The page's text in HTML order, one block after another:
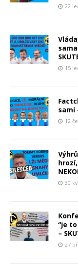
22
15
sami
12
30
“je
–
27